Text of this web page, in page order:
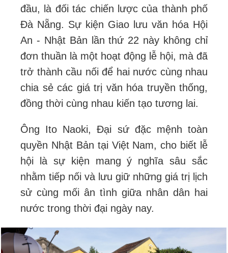
đầu, là đối tác chiến lược của thành phố
Đà Nẵng. Sự kiện Giao lưu văn hóa Hội
An - Nhật Bản lần thứ 22 này không chỉ
đơn thuần là một hoạt động lễ hội, mà đã
trở thành cầu nối để hai nước cùng nhau
chia sẻ các giá trị văn hóa truyền thống,
đồng thời cùng nhau kiến tạo tương lai.
Ông Ito Naoki, Đại sứ đặc mệnh toàn
quyền Nhật Bản tại Việt Nam, cho biết lễ
hội là sự kiện mang ý nghĩa sâu sắc
nhằm tiếp nối và lưu giữ những giá trị lịch
sử cùng mối ân tình giữa nhân dân hai
nước trong thời đại ngày nay.